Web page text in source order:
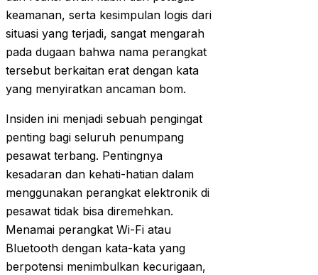
keamanan, serta kesimpulan logis dari
situasi yang terjadi, sangat mengarah
pada dugaan bahwa nama perangkat
tersebut berkaitan erat dengan kata
yang menyiratkan ancaman bom.
Insiden ini menjadi sebuah pengingat
penting bagi seluruh penumpang
pesawat terbang. Pentingnya
kesadaran dan kehati-hatian dalam
menggunakan perangkat elektronik di
pesawat tidak bisa diremehkan.
Menamai perangkat Wi-Fi atau
Bluetooth dengan kata-kata yang
berpotensi menimbulkan kecurigaan,